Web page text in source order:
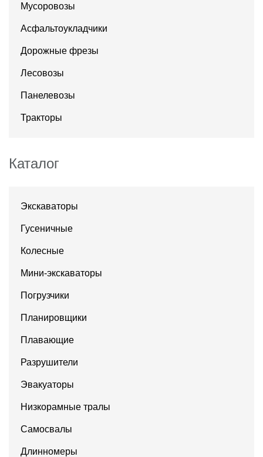
Мусоровозы
Асфальтоукладчики
Дорожные фрезы
Лесовозы
Панелевозы
Тракторы
Каталог
Экскаваторы
Гусеничные
Колесные
Мини-экскаваторы
Погрузчики
Планировщики
Плавающие
Разрушители
Эвакуаторы
Низкорамные тралы
Самосвалы
Длинномеры